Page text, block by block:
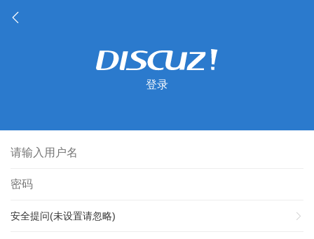
登录
安全提问(未设置请忽略)